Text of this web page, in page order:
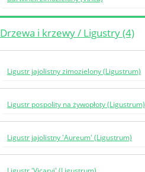
Drzewa i krzewy / Ligustry (4)
Ligustr jajolistny zimozielony (Ligustrum)
Ligustr pospolity na żywopłoty (Ligustrum)
Ligustr jajolistny 'Aureum' (Ligustrum)